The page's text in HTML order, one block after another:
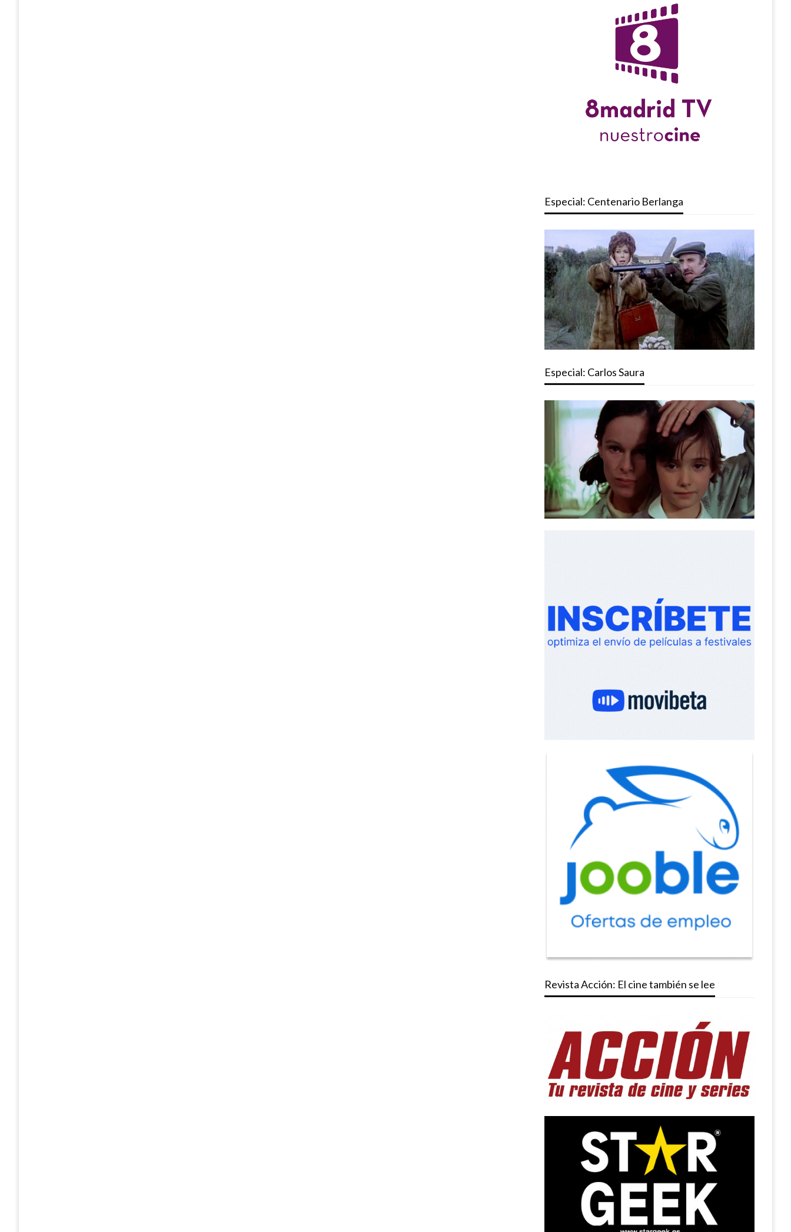
Especial: Centenario Berlanga
Especial: Carlos Saura
Revista Acción: El cine también se lee